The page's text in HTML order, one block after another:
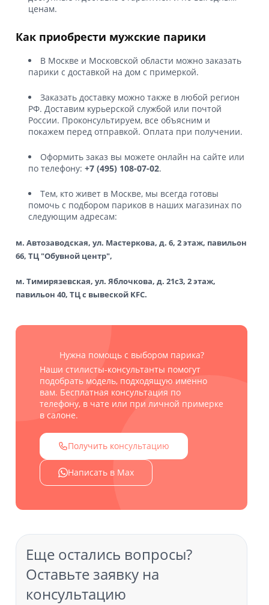
ценам.
Как приобрести мужские парики
В Москве и Московской области можно заказать
парики с доставкой на дом с примеркой.
Заказать доставку можно также в любой регион
РФ. Доставим курьерской службой или почтой
России. Проконсультируем, все объясним и
покажем перед отправкой. Оплата при получении.
Оформить заказ вы можете онлайн на сайте или
по телефону: +7 (495) 108-07-02.
Тем, кто живет в Москве, мы всегда готовы
помочь с подбором париков в наших магазинах по
следующим адресам:
м. Автозаводская, ул. Мастеркова, д. 6, 2 этаж, павильон
66, ТЦ "Обувной центр",
м. Тимирязевская, ул. Яблочкова, д. 21с3, 2 этаж,
павильон 40, ТЦ с вывеской KFC.
Нужна помощь с выбором парика?
Наши стилисты-консультанты помогут
подобрать модель, подходящую именно
вам. Бесплатная консультация по
телефону, в чате или при личной примерке
в салоне.
Получить консультацию
Написать в Max
Еще остались вопросы?
Оставьте заявку на
консультацию